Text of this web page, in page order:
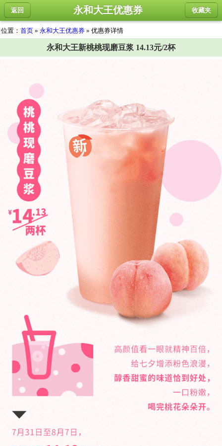
返回 收藏夹
永和大王优惠券
位置： 首页 » 永和大王优惠券 » 优惠券详情
永和大王新桃桃现磨豆浆 14.13元/2杯